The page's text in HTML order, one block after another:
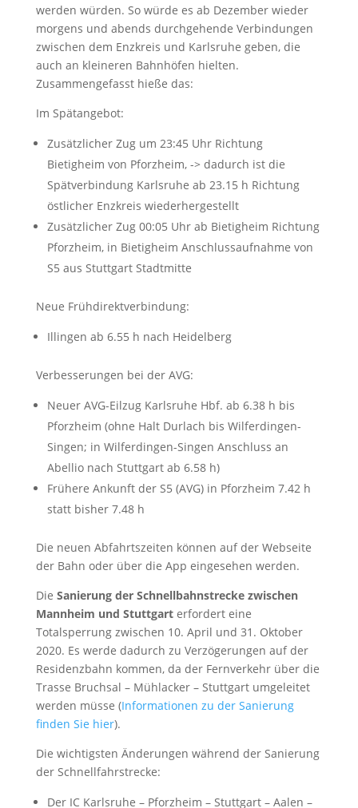
werden würden. So würde es ab Dezember wieder
morgens und abends durchgehende Verbindungen
zwischen dem Enzkreis und Karlsruhe geben, die
auch an kleineren Bahnhöfen hielten.
Zusammengefasst hieße das:
Im Spätangebot:
Zusätzlicher Zug um 23:45 Uhr Richtung
Bietigheim von Pforzheim, -> dadurch ist die
Spätverbindung Karlsruhe ab 23.15 h Richtung
östlicher Enzkreis wiederhergestellt
Zusätzlicher Zug 00:05 Uhr ab Bietigheim Richtung
Pforzheim, in Bietigheim Anschlussaufnahme von
S5 aus Stuttgart Stadtmitte
Neue Frühdirektverbindung:
Illingen ab 6.55 h nach Heidelberg
Verbesserungen bei der AVG:
Neuer AVG-Eilzug Karlsruhe Hbf. ab 6.38 h bis
Pforzheim (ohne Halt Durlach bis Wilferdingen-
Singen; in Wilferdingen-Singen Anschluss an
Abellio nach Stuttgart ab 6.58 h)
Frühere Ankunft der S5 (AVG) in Pforzheim 7.42 h
statt bisher 7.48 h
Die neuen Abfahrtszeiten können auf der Webseite
der Bahn oder über die App eingesehen werden.
Die Sanierung der Schnellbahnstrecke zwischen
Mannheim und Stuttgarterfordert eine
Totalsperrung zwischen 10. April und 31. Oktober
2020. Es werde dadurch zu Verzögerungen auf der
Residenzbahn kommen, da der Fernverkehr über die
Trasse Bruchsal – Mühlacker – Stuttgart umgeleitet
werden müsse (Informationen zu der Sanierung
finden Sie hier).
Die wichtigsten Änderungen während der Sanierung
der Schnellfahrstrecke:
Der IC Karlsruhe – Pforzheim – Stuttgart – Aalen –